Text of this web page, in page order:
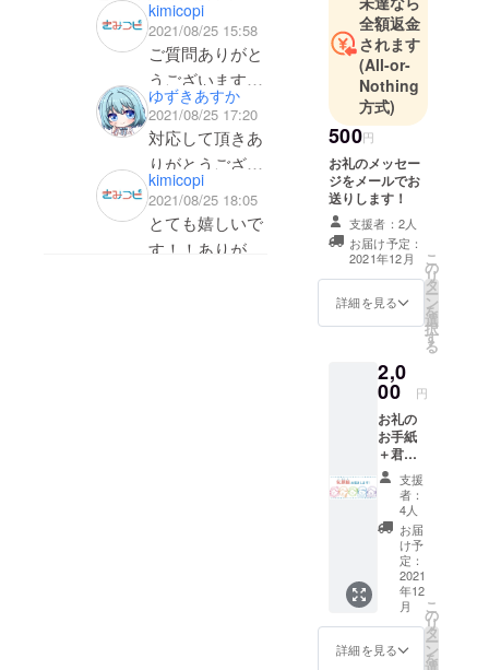
ファンディング
のリターンとし
てご支援頂き誠
にありがとうご
ざいます。完成
を目指して頑張
ります！
かにそういうこ
とになります。
そうなるとクラ
ウドファンディ
ングのリターン
の意味が薄れて
しまうなど、今
回は少し改善し
なければならな
い点が多かった
うか？kimicopi
2021/08/25 15:58
ご質問ありがと
うございます。
はい。イラス
ト・ロゴ・カー
ドデザイン・
パッケージ・タ
イトル名など全
て、メンバー内
ゆずきあすか
2021/08/25 17:20
対応して頂きあ
りがとうござい
ます。デザイン
のセンスがとて
も魅力的で、
kimicopi
2021/08/25 18:05
とても嬉しいで
す！！ありがと
全額返金
されます
(All-or-
Nothing
方式)
500円
お礼のメッセー
ジをメールでお
送りします！
支援者：2人
お届け予定：
2021年12月
詳細を見る
こ
の
リ
タ
ー
ン
を
選
択
す
る
2,0
00 円
お礼の
お手紙
＋君コ
ピ風に
アレン
ジした
あなた
の似顔
絵をお
送りし
ます！
【似顔
絵の詳
細】 イ
ラスト
支援
者：
4人
お届
け予
定：
2021
年12
月
詳細を見る
こ
の
リ
タ
ー
ン
を